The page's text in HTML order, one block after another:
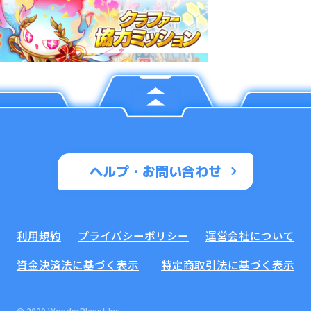
ヘルプ・お問い合わせ
利用規約 プライバシーポリシー
運営会社について
資金決済法に基づく表示
特定商取引法に基づく表示